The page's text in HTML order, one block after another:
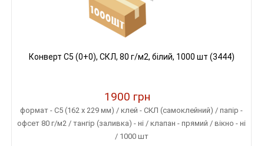
Конверт C5 (0+0), СКЛ, 80 г/м2, білий, 1000 шт (3444)
1900 грн
формат - С5 (162 х 229 мм) / клей - СКЛ (самоклейний) / папір -
офсет 80 г/м2 / тангір (заливка) - ні / клапан - прямий / вікно - ні
/ 1000 шт